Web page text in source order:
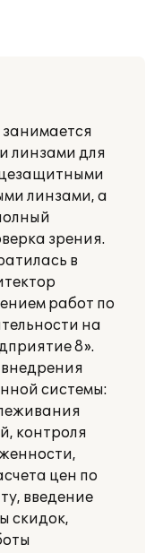
линзами для
линзами, а
зрения.
в
работ по
на
8».
системы:
контроля
цен по
введение
скидок,